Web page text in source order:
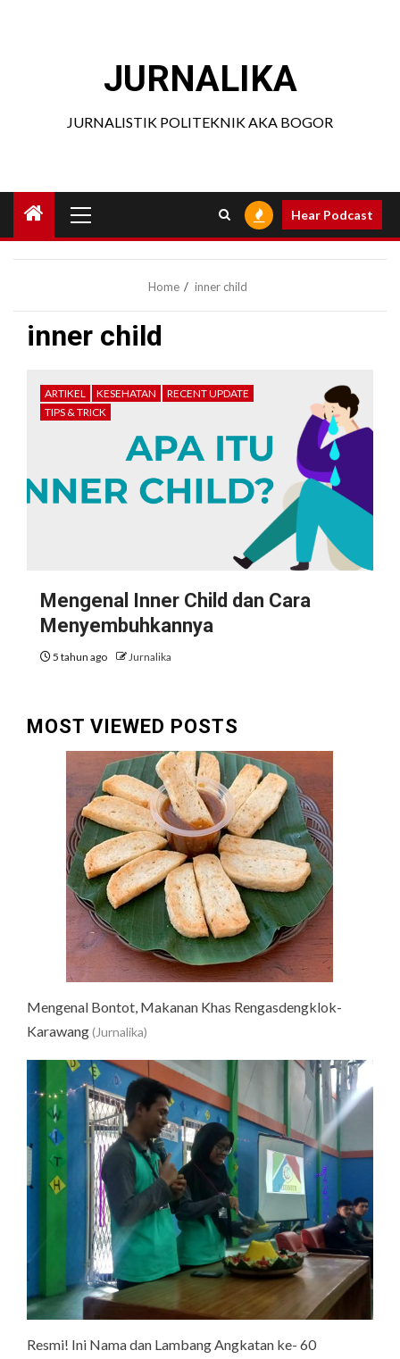
JURNALIKA
JURNALISTIK POLITEKNIK AKA BOGOR
Menu
Hear Podcast
Home inner child
inner child
ARTIKEL KESEHATAN
RECENT UPDATE
TIPS & TRICK
Mengenal Inner Child dan Cara
Menyembuhkannya
5 tahun ago Jurnalika
MOST VIEWED POSTS
Mengenal Bontot, Makanan Khas Rengasdengklok-
Karawang(Jurnalika)
Resmi! Ini Nama dan Lambang Angkatan ke- 60